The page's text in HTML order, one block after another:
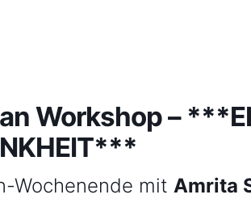
Workshop –
Wochenende mit Amrita